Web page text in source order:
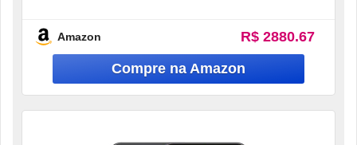
Amazon R$ 2880.67